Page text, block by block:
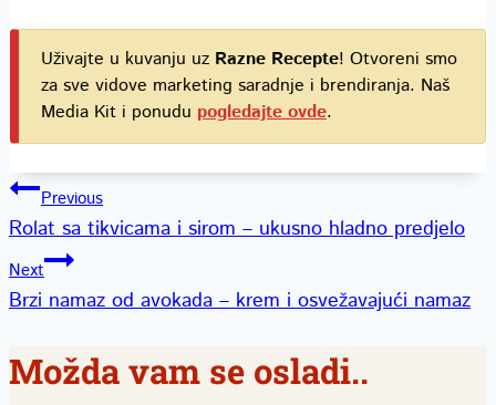
Uživajte u kuvanju uz Razne Recepte! Otvoreni smo
za sve vidove marketing saradnje i brendiranja. Naš
Media Kit i ponudu pogledajte ovde.
Kretanje
članka
Previous
Rolat sa tikvicama i sirom – ukusno hladno predjelo
Next
Brzi namaz od avokada – krem i osvežavajući namaz
Možda vam se osladi..